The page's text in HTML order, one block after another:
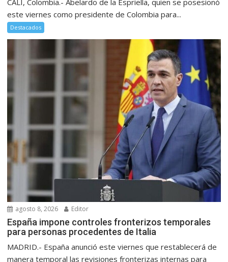
CALI, Colombia.- Abelardo de la Espriella, quien se posesionó
este viernes como presidente de Colombia para...
Destacados
agosto 8, 2026 Editor
España impone controles fronterizos temporales
para personas procedentes de Italia
MADRID.- España anunció este viernes que restablecerá de
manera temporal las revisiones fronterizas internas para